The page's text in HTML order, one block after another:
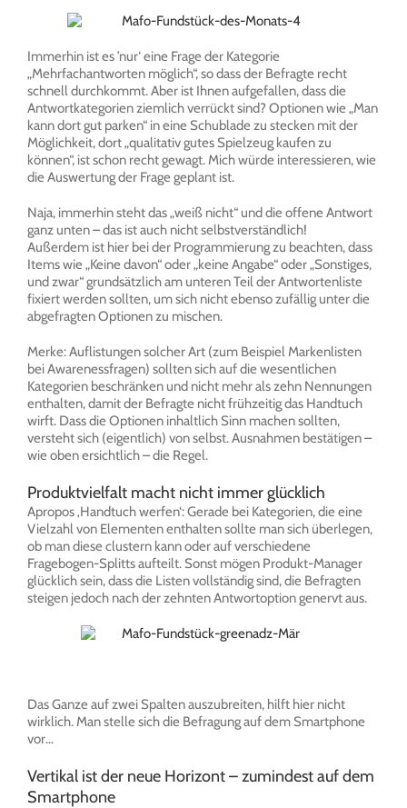
Immerhin ist es ’nur‘ eine Frage der Kategorie
„Mehrfachantworten möglich“, so dass der Befragte recht
schnell durchkommt. Aber ist Ihnen aufgefallen, dass die
Antwortkategorien ziemlich verrückt sind? Optionen wie „Man
kann dort gut parken“ in eine Schublade zu stecken mit der
Möglichkeit, dort „qualitativ gutes Spielzeug kaufen zu
können“, ist schon recht gewagt. Mich würde interessieren, wie
die Auswertung der Frage geplant ist.
Naja, immerhin steht das „weiß nicht“ und die offene Antwort
ganz unten – das ist auch nicht selbstverständlich!
Außerdem ist hier bei der Programmierung zu beachten, dass
Items wie „Keine davon“ oder „keine Angabe“ oder „Sonstiges,
und zwar“ grundsätzlich am unteren Teil der Antwortenliste
fixiert werden sollten, um sich nicht ebenso zufällig unter die
abgefragten Optionen zu mischen.
Merke: Auflistungen solcher Art (zum Beispiel Markenlisten
bei Awarenessfragen) sollten sich auf die wesentlichen
Kategorien beschränken und nicht mehr als zehn Nennungen
enthalten, damit der Befragte nicht frühzeitig das Handtuch
wirft. Dass die Optionen inhaltlich Sinn machen sollten,
versteht sich (eigentlich) von selbst. Ausnahmen bestätigen –
wie oben ersichtlich – die Regel.
Produktvielfalt macht nicht immer glücklich
Apropos ‚Handtuch werfen‘: Gerade bei Kategorien, die eine
Vielzahl von Elementen enthalten sollte man sich überlegen,
ob man diese clustern kann oder auf verschiedene
Fragebogen-Splitts aufteilt. Sonst mögen Produkt-Manager
glücklich sein, dass die Listen vollständig sind, die Befragten
steigen jedoch nach der zehnten Antwortoption genervt aus.
Das Ganze auf zwei Spalten auszubreiten, hilft hier nicht
wirklich. Man stelle sich die Befragung auf dem Smartphone
vor…
Vertikal ist der neue Horizont – zumindest auf dem
Smartphone